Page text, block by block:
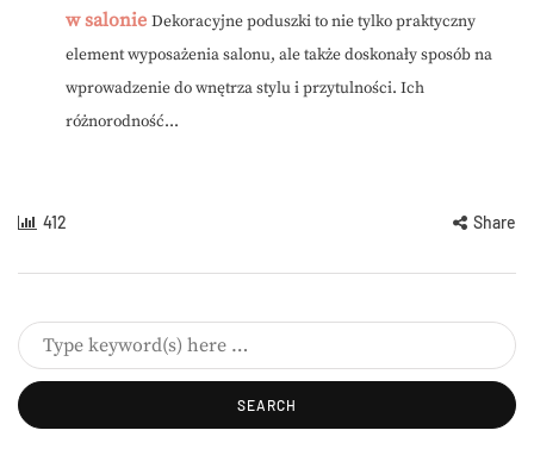
w salonie Dekoracyjne poduszki to nie tylko praktyczny
element wyposażenia salonu, ale także doskonały sposób na
wprowadzenie do wnętrza stylu i przytulności. Ich
różnorodność...
412 Share